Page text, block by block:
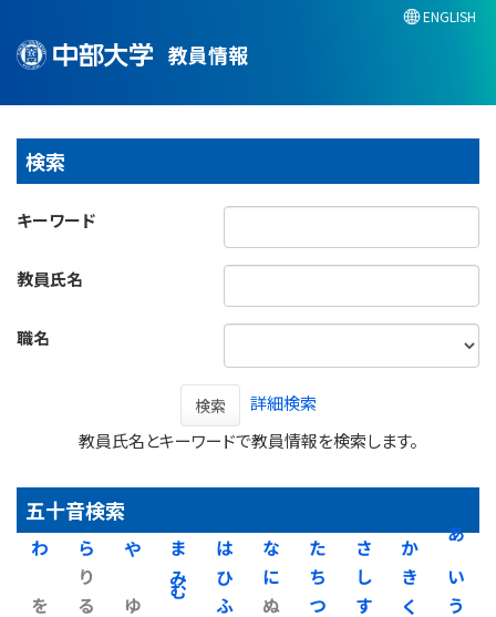
教員情報
ENGLISH
検索
キーワード
教員氏名
職名
検索
詳細検索
教員氏名とキーワードで教員情報を検索します。
五十音検索
あ
い
う
か
き
く
さ
し
す
た
ち
つ
な
に
ぬ
は
ひ
ふ
ま
み
む
や
ゆ
ら
り
る
わ
を